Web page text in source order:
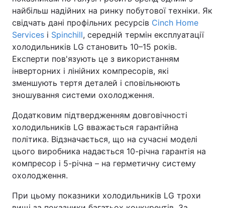
найбільш надійних на ринку побутової техніки. Як
свідчать дані профільних ресурсів Cinch Home
Services і Spinchill, середній термін експлуатації
холодильників LG становить 10–15 років.
Експерти пов'язують це з використанням
інверторних і лінійних компресорів, які
зменшують тертя деталей і сповільнюють
зношування системи охолодження.
Додатковим підтвердженням довговічності
холодильників LG вважається гарантійна
політика. Відзначається, що на сучасні моделі
цього виробника надається 10-річна гарантія на
компресор і 5-річна – на герметичну систему
охолодження.
При цьому показники холодильників LG трохи